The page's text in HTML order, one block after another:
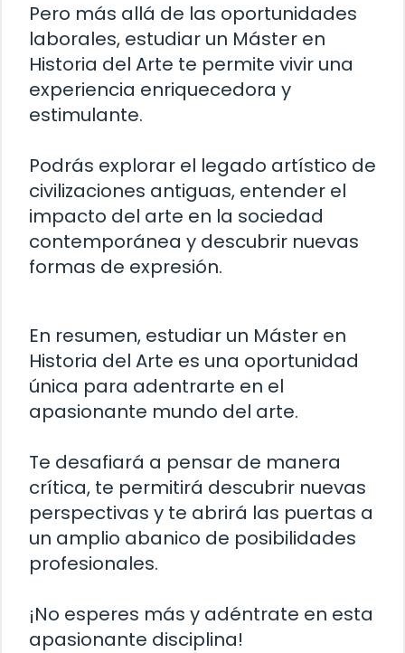
Pero más allá de las oportunidades
laborales, estudiar un Máster en
Historia del Arte te permite vivir una
experiencia enriquecedora y
estimulante.
Podrás explorar el legado artístico de
civilizaciones antiguas, entender el
impacto del arte en la sociedad
contemporánea y descubrir nuevas
formas de expresión.
En resumen, estudiar un Máster en
Historia del Arte es una oportunidad
única para adentrarte en el
apasionante mundo del arte.
Te desafiará a pensar de manera
crítica, te permitirá descubrir nuevas
perspectivas y te abrirá las puertas a
un amplio abanico de posibilidades
profesionales.
¡No esperes más y adéntrate en esta
apasionante disciplina!